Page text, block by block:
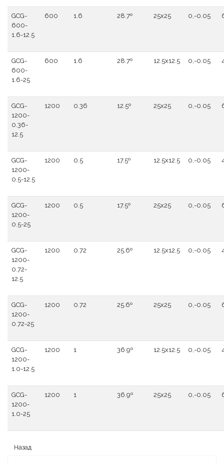
GCG-
600-
1.6-12.5
600 1.6 28.7º 25x25 0,-0.05
GCG-
600-
1.6-25
600 1.6 28.7º 12.5x12.5 0,-0.05
GCG-
1200-
0.36-
12.5
1200 0.36 12.5º 25x25 0,-0.05
GCG-
1200-
0.5-12.5
1200 0.5 17.5º 12.5x12.5 0,-0.05
GCG-
1200-
0.5-25
1200 0.5 17.5º 25x25 0,-0.05
GCG-
1200-
0.72-
12.5
1200 0.72 25.6º 12.5x12.5 0,-0.05
GCG-
1200-
0.72-25
1200 0.72 25.6º 25x25 0,-0.05
GCG-
1200-
1.0-12.5
1200 1 36.9º 12.5x12.5 0,-0.05
GCG-
1200-
1.0-25
1200 1 36.9º 25x25 0,-0.05